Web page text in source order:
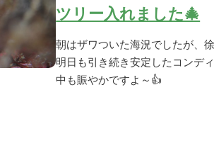
ツリー入れました🎄
朝はザワついた海況でしたが、
明日も引き続き安定したコンデ
中も賑やかですよ～👍